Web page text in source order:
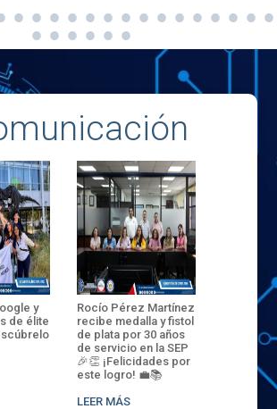
y
de élite
Rocío Pérez Martínez
recibe medalla y fistol
de plata por 30 años
de servicio en la SEP
🎉👏 ¡Felicidades por
este logro! 💼📚
LEER MÁS
ENECB-
del
batalla.
32
sede